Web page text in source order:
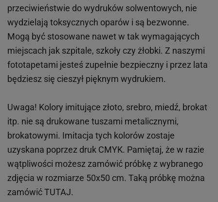
przeciwieństwie do wydruków solwentowych, nie
wydzielają toksycznych oparów i są bezwonne.
Mogą być stosowane nawet w tak wymagających
miejscach jak szpitale, szkoły czy żłobki. Z naszymi
fototapetami jesteś zupełnie bezpieczny i przez lata
będziesz się cieszył pięknym wydrukiem.
Uwaga! Kolory imitujące złoto, srebro, miedź, brokat
itp. nie są drukowane tuszami metalicznymi,
brokatowymi. Imitacja tych kolorów zostaje
uzyskana poprzez druk CMYK. Pamiętaj, że w razie
wątpliwości możesz zamówić próbkę z wybranego
zdjęcia w rozmiarze 50x50 cm. Taką próbkę można
zamówićTUTAJ.